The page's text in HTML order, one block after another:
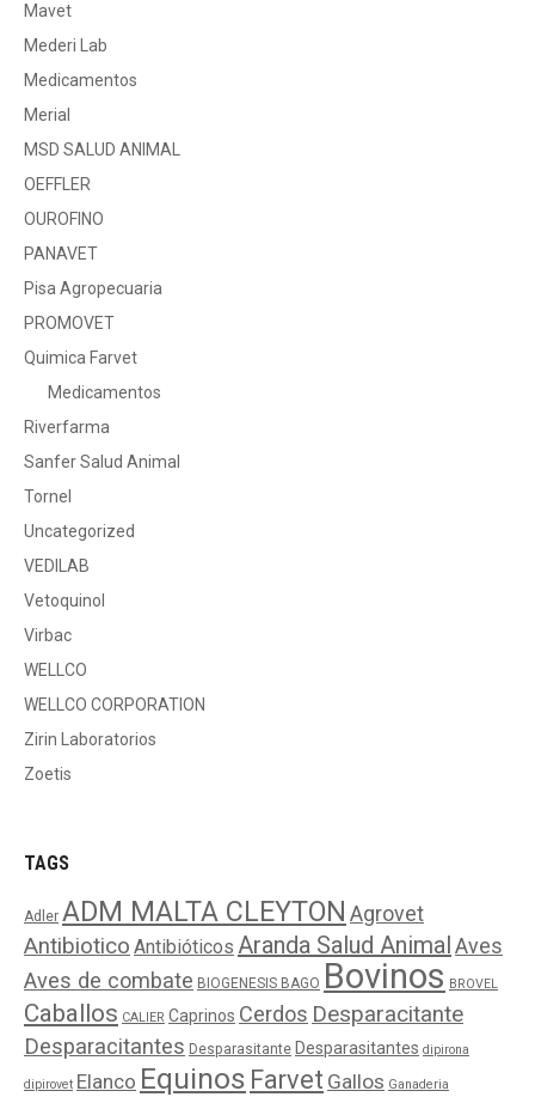
Mavet
Mederi Lab
Medicamentos
Merial
MSD SALUD ANIMAL
OEFFLER
OUROFINO
PANAVET
Pisa Agropecuaria
PROMOVET
Quimica Farvet
Medicamentos
Riverfarma
Sanfer Salud Animal
Tornel
Uncategorized
VEDILAB
Vetoquinol
Virbac
WELLCO
WELLCO CORPORATION
Zirin Laboratorios
Zoetis
TAGS
Adler ADM MALTA CLEYTON Agrovet
Antibiotico Antibióticos Aranda Salud AnimalAves
Aves de combate BIOGENESIS BAGO Bovinos BROVEL
Caballos CALIER Caprinos Cerdos Desparacitante
Desparacitantes Desparasitante Desparasitantes dipirona
dipirovet Elanco Equinos Farvet Gallos Ganaderia